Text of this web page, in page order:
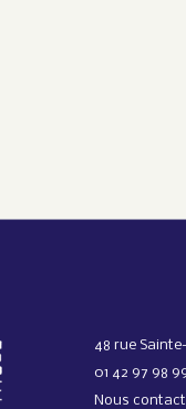
48 rue
01 42 97 98
Nous